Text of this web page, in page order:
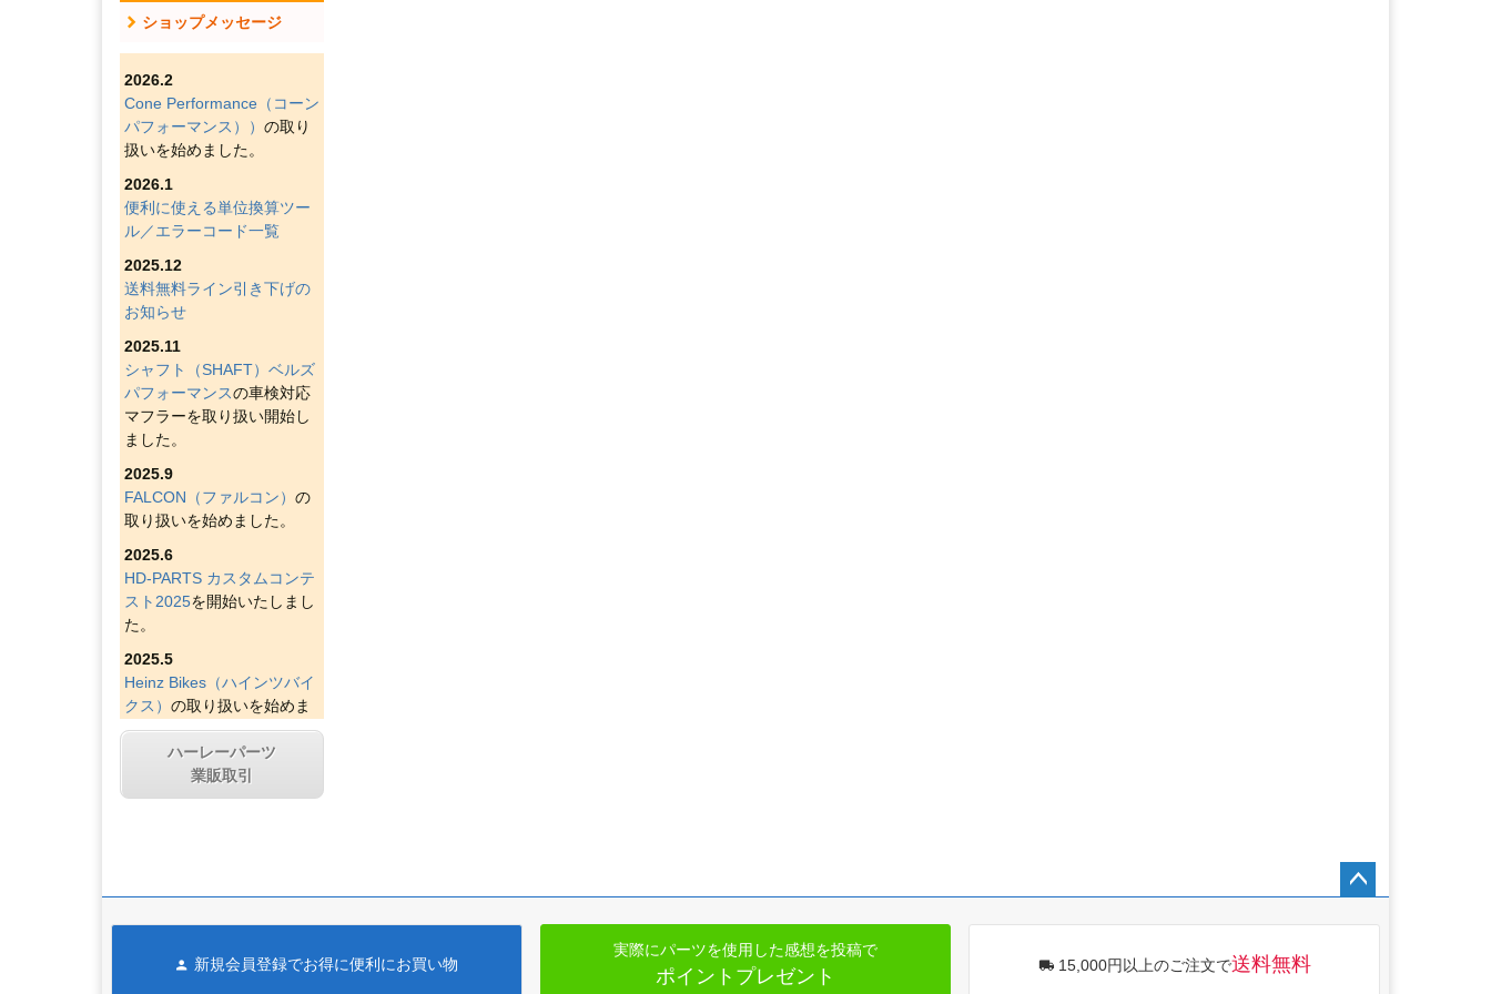
ショップメッセージ
2026.2
Cone Performance（コーン
パフォーマンス）） の取り
扱いを始めました。
2026.1
便利に使える単位換算ツー
ル／エラーコード一覧
2025.12
送料無料ライン引き下げの
お知らせ
2025.11
シャフト（SHAFT）ベルズ
パフォーマンスの車検対応
マフラーを取り扱い開始し
ました。
2025.9
FALCON（ファルコン） の
取り扱いを始めました。
2025.6
HD-PARTS カスタムコンテ
スト2025を開始いたしまし
た。
2025.5
Heinz Bikes（ハインツバイ
クス） の取り扱いを始めま
した。
2025.4
Figurati Designs（フィグラ
D&D エキゾースト（ディー
ハーレーパーツ
業販取引
新規会員登録でお得に便利にお買い物
実際にパーツを使用した感想を投稿で
ポイントプレゼント 15,000円以上のご注文で送料無料